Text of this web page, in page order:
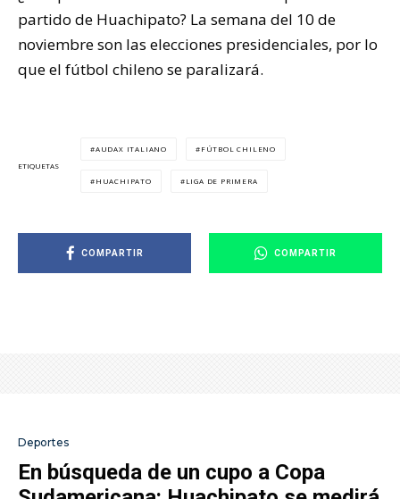
partido de Huachipato? La semana del 10 de
noviembre son las elecciones presidenciales, por lo
que el fútbol chileno se paralizará.
ETIQUETAS
AUDAX ITALIANO FÚTBOL CHILENO
HUACHIPATO LIGA DE PRIMERA
COMPARTIR COMPARTIR
Deportes
En búsqueda de un cupo a Copa